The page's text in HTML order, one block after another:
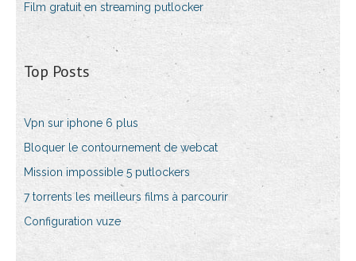
Film gratuit en streaming putlocker
Top Posts
Vpn sur iphone 6 plus
Bloquer le contournement de webcat
Mission impossible 5 putlockers
7 torrents les meilleurs films à parcourir
Configuration vuze